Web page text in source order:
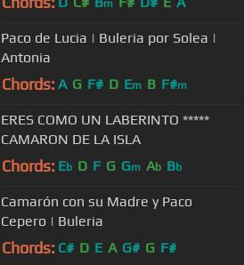
m
Paco de Lucia | Buleria por Solea |
Antonia
Chords: A G F# D Em B F#m
ERES COMO UN LABERINTO *****
CAMARON DE LA ISLA
Chords: Eb D F G Gm Ab Bb
Camarón con su Madre y Paco
Cepero | Buleria
Chords: C# D E A G# G F#